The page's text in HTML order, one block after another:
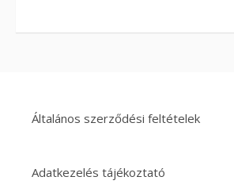
Általános szerződési feltételek
Adatkezelés tájékoztató